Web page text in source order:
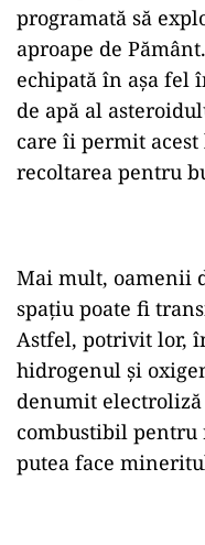
programată să
aproape de
echipată în așa fel
de apă al
care îi permit
recoltarea pentru
Mai mult, oamenii
spațiu poate fi
Astfel, potrivit lor,
hidrogenul și
denumit
combustibil pentru
putea face